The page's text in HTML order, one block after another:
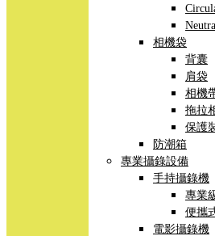
相機袋
背囊
肩袋
相機
拖拉
保護
防潮箱
專業攝錄設備
手持攝錄機
專業
便攜
電影攝錄機